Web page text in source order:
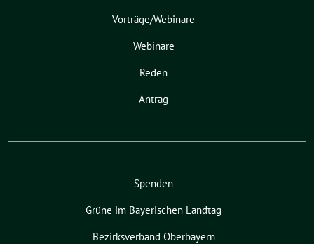
Vorträge/Webinare
Webinare
Reden
Antrag
Spenden
Grüne im Bayerischen Landtag
Bezirksverband Oberbayern